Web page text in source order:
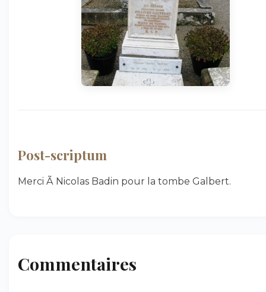
Post-scriptum
Merci Ã Nicolas Badin pour la tombe Galbert.
Commentaires